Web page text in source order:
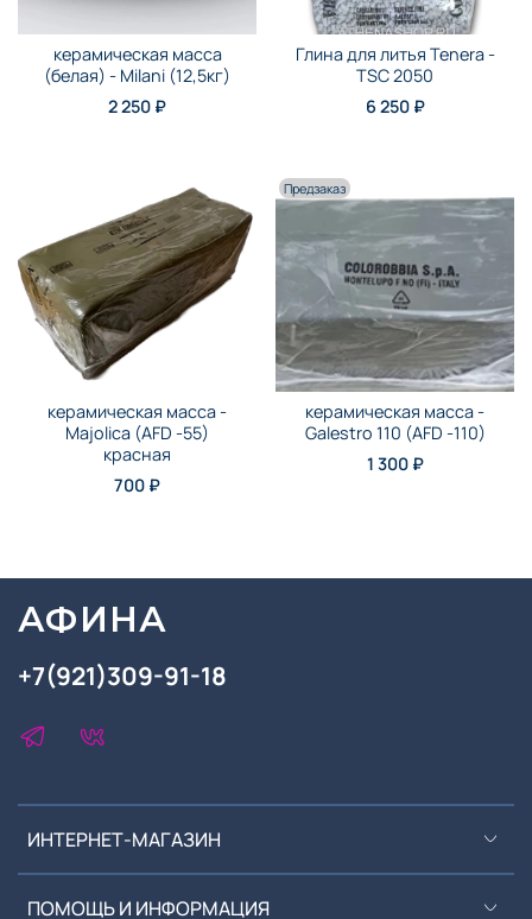
керамическая масса
(белая) - Milani (12,5кг)
2 250 ₽
Глина для литья Tenera -
TSC 2050
6 250 ₽
керамическая масса -
Majolica (AFD -55)
красная
700 ₽
Предзаказ
керамическая масса -
Galestro 110 (AFD -110)
1 300 ₽
ИНТЕРНЕТ-МАГАЗИН
ПОМОЩЬ И ИНФОРМАЦИЯ
+7(921)309-91-18
АФИНА